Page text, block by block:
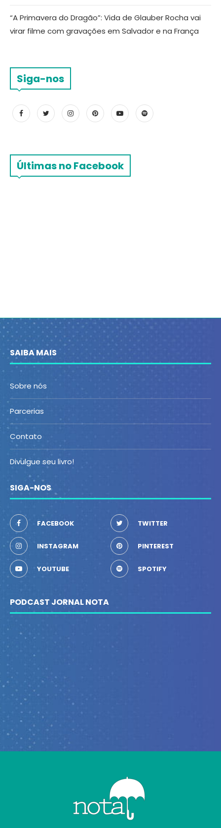
“A Primavera do Dragão”: Vida de Glauber Rocha vai
virar filme com gravações em Salvador e na França
Siga-nos
Últimas no Facebook
SAIBA MAIS
Sobre nós
Parcerias
Contato
Divulgue seu livro!
SIGA-NOS
FACEBOOK TWITTER
INSTAGRAM PINTEREST
YOUTUBE SPOTIFY
PODCAST JORNAL NOTA